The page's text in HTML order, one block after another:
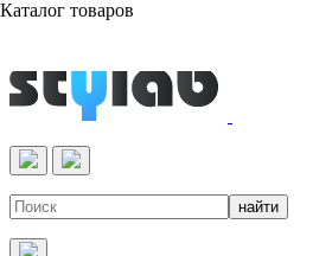
Реактивы & Оборудование
Каталог товаров